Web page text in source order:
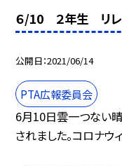
６/10 ２年生 リ
公開日 2021/06/14
PTA広報委員会
6月10日雲一つない
されました。コロナウ